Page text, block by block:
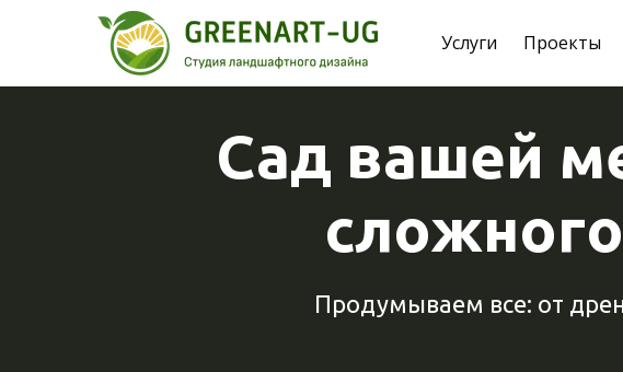
Услуги Проекты
Сад вашей
Продумываем все: от